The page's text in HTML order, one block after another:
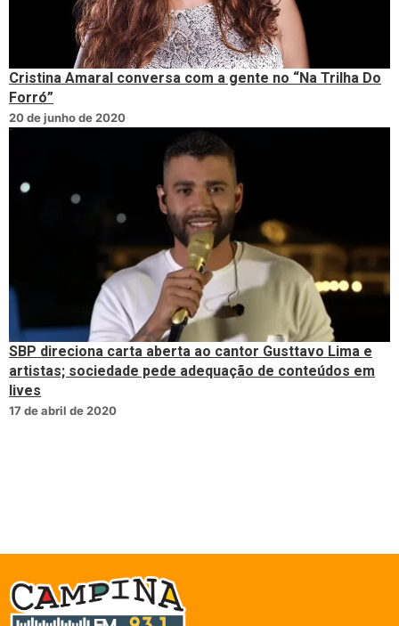
Cristina Amaral conversa com a gente no “Na Trilha Do
Forró”
20 de junho de 2020
SBP direciona carta aberta ao cantor Gusttavo Lima e
artistas; sociedade pede adequação de conteúdos em
lives
17 de abril de 2020